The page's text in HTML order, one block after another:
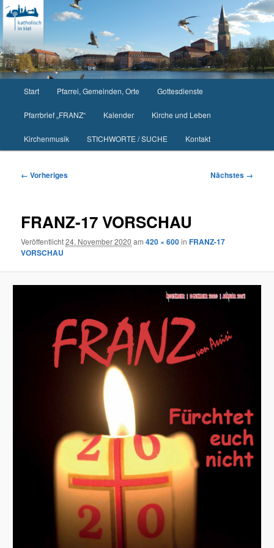
Zum
primären
Inhalt
springen
Start Pfarrei, Gemeinden, Orte Gottesdienste
Pfarrbrief „FRANZ“ Kalender Kirche und Leben
Kirchenmusik STICHWORTE / SUCHE Kontakt
Bilder-
← Vorheriges Nächstes →
FRANZ-17 VORSCHAU
Veröffentlicht24. November 2020 am420 × 600inFRANZ-17
VORSCHAU